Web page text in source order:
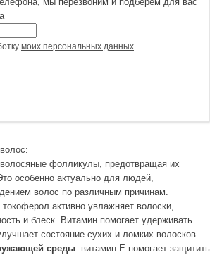
моих персональных данных
волосяные фолликулы, предотвращая их
особенно актуально для людей,
волос по различным причинам.
токоферол активно увлажняет волоски,
и блеск. Витамин помогает удерживать
состояние сухих и ломких волосков.
среды: витамин Е помогает защитить